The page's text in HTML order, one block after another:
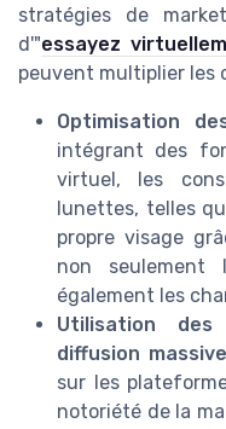
stratégies de
d'"essayez
peuvent multiplier les
Optimisation
intégrant des
virtuel, les
lunettes, telles
propre visage
non seulement
également les
Utilisation
diffusion massive
sur les
notoriété de la